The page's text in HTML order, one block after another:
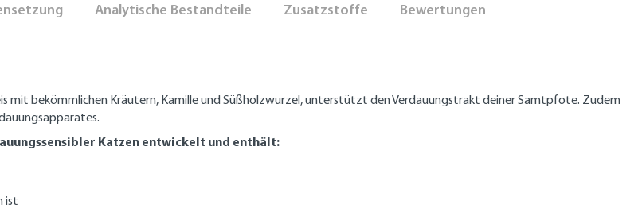
Analytische Bestandteile Zusatzstoffe Bewertungen
mit bekömmlichen Kräutern, Kamille und Süßholzwurzel, unterstützt den Verdauungstrakt deiner Samtpfote. Zudem
Katzen entwickelt und enthält:
ist